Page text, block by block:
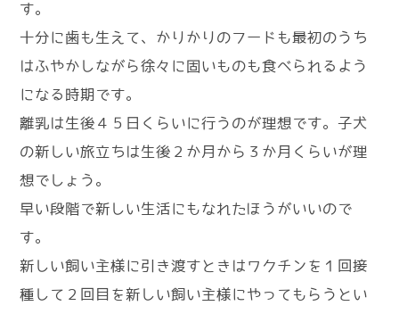
す。
十分に歯も生えて、かりかりのフードも最初のうち
はふやかしながら徐々に固いものも食べられるよう
になる時期です。
離乳は生後４５日くらいに行うのが理想です。子犬
の新しい旅立ちは生後２か月から３か月くらいが理
想でしょう。
早い段階で新しい生活にもなれたほうがいいので
す。
新しい飼い主様に引き渡すときはワクチンを１回接
種して２回目を新しい飼い主様にやってもらうとい